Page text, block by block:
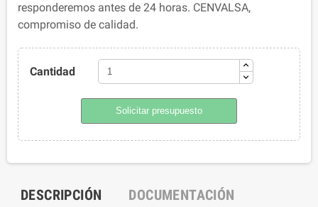
responderemos antes de 24 horas. CENVALSA,
compromiso de calidad.
Cantidad
Solicitar presupuesto
DESCRIPCIÓN
DOCUMENTACIÓN